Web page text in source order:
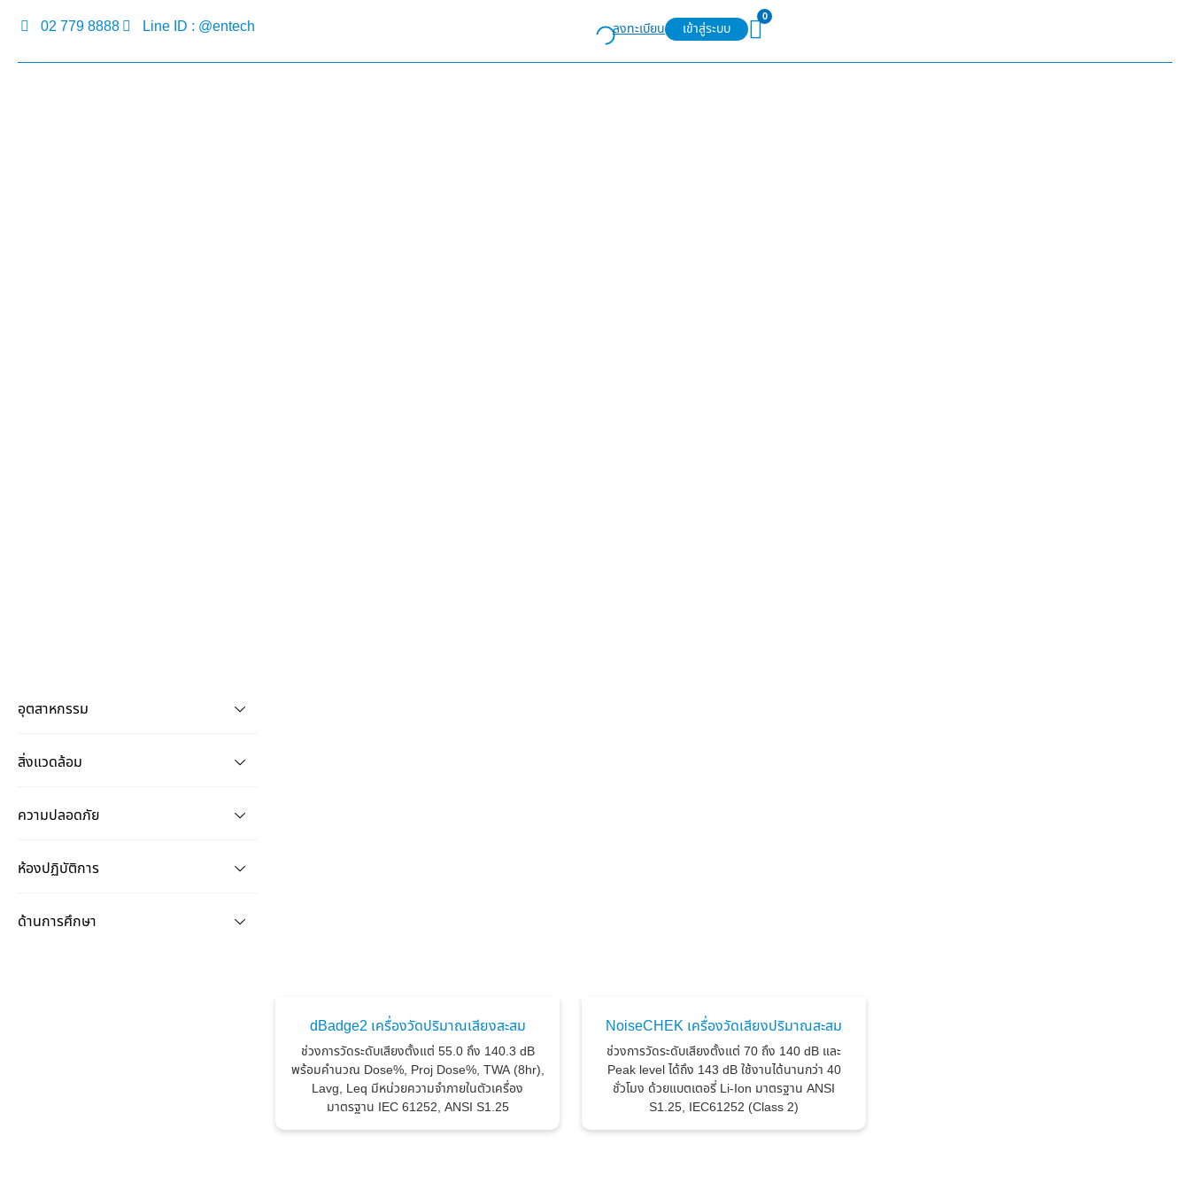
02 779 8888 Line ID : @entech ลงทะเบียน เข้าสู่ระบบ
0
อุตสาหกรรม
สิ่งแวดล้อม
ความปลอดภัย
ห้องปฏิบัติการ
ด้านการศึกษา
dBadge2 เครื่องวัดปริมาณเสียงสะสม
ช่วงการวัดระดับเสียงตั้งแต่ 55.0 ถึง 140.3 dB
พร้อมคำนวณ Dose%, Proj Dose%, TWA (8hr),
Lavg, Leq มีหน่วยความจำภายในตัวเครื่อง
มาตรฐาน IEC 61252, ANSI S1.25
NoiseCHEK เครื่องวัดเสียงปริมาณสะสม
ช่วงการวัดระดับเสียงตั้งแต่ 70 ถึง 140 dB และ
Peak level ได้ถึง 143 dB ใช้งานได้นานกว่า 40
ชั่วโมง ด้วยแบตเตอรี่ Li-Ion มาตรฐาน ANSI
S1.25, IEC61252 (Class 2)